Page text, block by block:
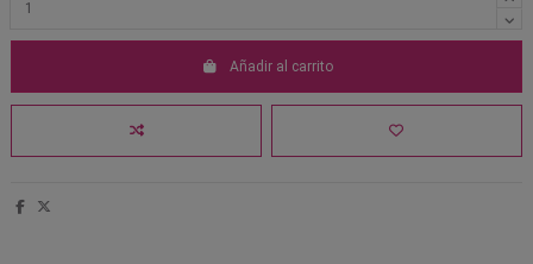
Añadir al carrito